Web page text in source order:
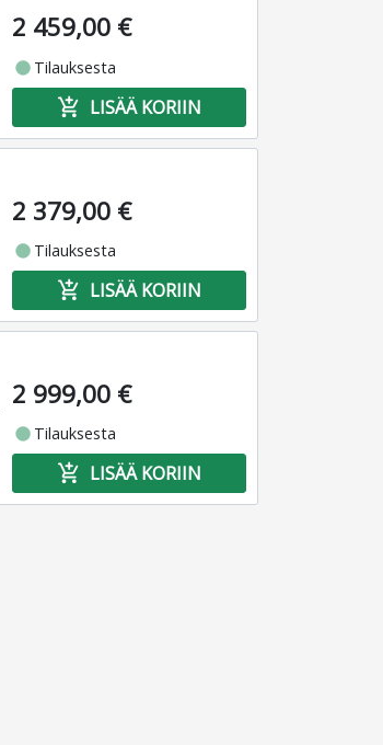
2 459,00 €
fiber_manual_record Tilauksesta
add_shopping_cart LISÄÄ KORIIN
2 379,00 €
fiber_manual_record Tilauksesta
add_shopping_cart LISÄÄ KORIIN
2 999,00 €
fiber_manual_record Tilauksesta
add_shopping_cart LISÄÄ KORIIN